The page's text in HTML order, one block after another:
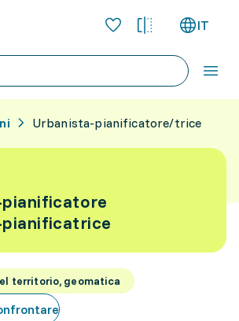
IT
Urbanista-pianificatore/trice
territorio, geomatica